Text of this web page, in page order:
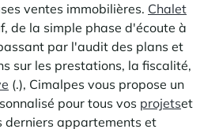
de montagne par Cimalpes
à chaque étape
avec nos outils
à une construction neuve ralentie, la
deviennent une stratégie gagnante
un levier puissant pour redessiner une
à l’année et génératrice de nouveaux
ventes immobilières. Chalet
de la simple phase d'écoute à
par l'audit des plans et
sur les prestations, la fiscalité,
(.), Cimalpes vous propose un
pour tous vos projetset
derniers appartements et